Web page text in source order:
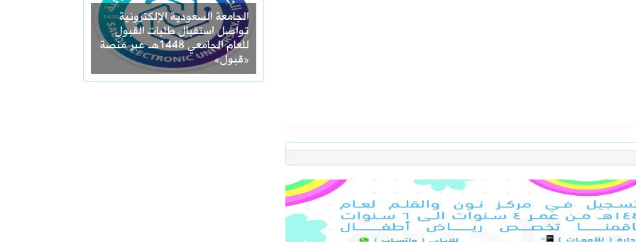
الجامعة السعودية الإلكترونية
تواصل استقبال طلبات القبول
للعام الجامعي 1448هـ عبر منصة
«قبول»